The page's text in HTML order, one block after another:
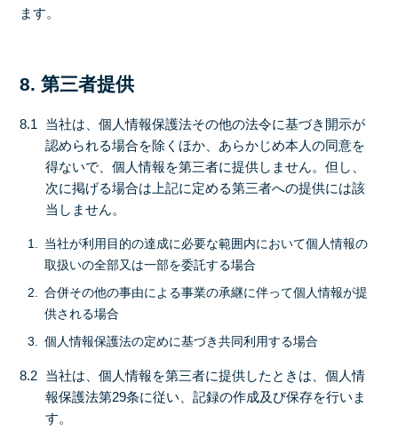
ます。
8. 第三者提供
8.1
当社は、個人情報保護法その他の法令に基づき開示が
認められる場合を除くほか、あらかじめ本人の同意を
得ないで、個人情報を第三者に提供しません。但し、
次に掲げる場合は上記に定める第三者への提供には該
当しません。
当社が利用目的の達成に必要な範囲内において個人情報の
取扱いの全部又は一部を委託する場合
合併その他の事由による事業の承継に伴って個人情報が提
供される場合
個人情報保護法の定めに基づき共同利用する場合
8.2 当社は、個人情報を第三者に提供したときは、個人情
報保護法第29条に従い、記録の作成及び保存を行いま
す。